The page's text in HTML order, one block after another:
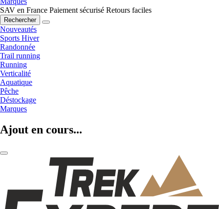
SAV en France Paiement sécurisé Retours faciles
Rechercher
Nouveautés
Sports Hiver
Randonnée
Trail running
Running
Verticalité
Aquatique
Pêche
Déstockage
Marques
Ajout en cours...